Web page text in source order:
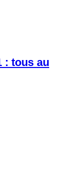
: tous au